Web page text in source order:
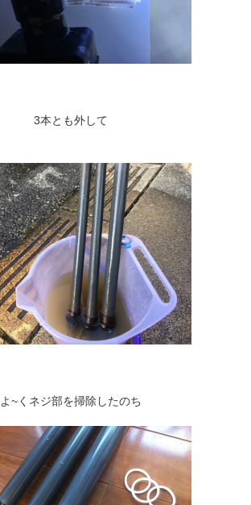
3本とも外して
よ~くネジ部を掃除したのち